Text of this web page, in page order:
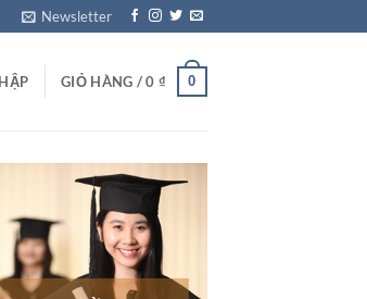
Newsletter
GIỎ HÀNG /0 ₫ 0